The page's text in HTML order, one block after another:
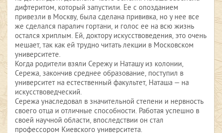
дифтеритом, который запустили. Ее с опозданием
привезли в Москву, была сделана прививка, но у нее все
же сделался паралич гортани, и голос ее на всю жизнь
остался хриплым. Ей, доктору искусствоведения, это очень
мешает, так как ей трудно читать лекции в Московском
университете.
Когда родители взяли Сережу и Наташу из колонии,
Сережа, закончив среднее образование, поступил в
университет на естественный факультет, Наташа — на
искусствоведческий.
Сережа унаследовал в значительной степени и нервность
своего отца и отличные способности. Работая успешно в
своей научной области, впоследствии он стал
профессором Киевского университета.